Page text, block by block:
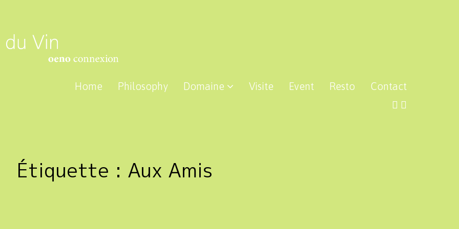
Home Philosophy Domaine Visite Event Resto Contact
Étiquette : Aux Amis